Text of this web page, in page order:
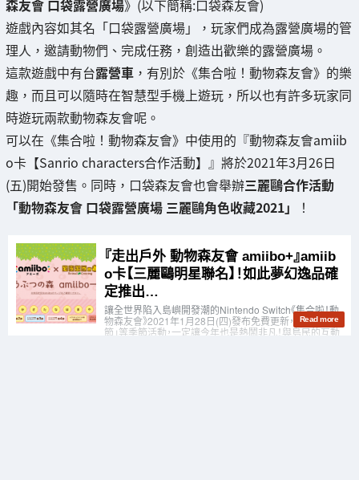
森友會 口袋露營廣場》(以下簡稱:口袋森友會)
遊戲內容如其名「口袋露營廣場」，玩家們成為露營廣場的管
理人，邀請動物們、完成任務，創造出歡樂的露營廣場。
這款遊戲中有台露營車 ，有別於《集合啦！動物森友會》的樂
趣，而且可以隨時在智慧型手機上遊玩，所以也有許多玩家同
時遊玩兩款動物森友會呢。
可以在《集合啦！動物森友會》中使用的『動物森友會amiib
o卡【Sanrio characters合作活動】』將於2021年3月26日
(五)開始發售。同時，口袋森友會也會舉辦三麗鷗合作活動
「動物森友會 口袋露營廣場 三麗鷗角色收藏2021」
！